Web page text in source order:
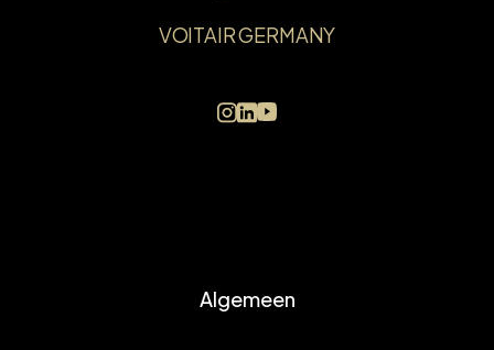
VOITAIR GERMANY
Algemeen